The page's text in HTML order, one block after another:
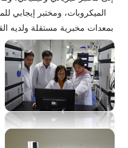
الميكروبات، ومختبر إيجابي
بمعدات مخبرية مستقلة ولديه